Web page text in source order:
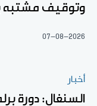
وتوقيف مشتبه
07-08-2026
أخبار
السنغال: دورة